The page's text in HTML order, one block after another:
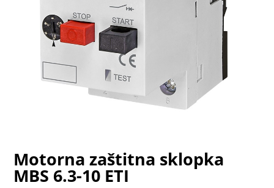
Motorna zaštitna sklopka
MBS 6.3-10 ETI